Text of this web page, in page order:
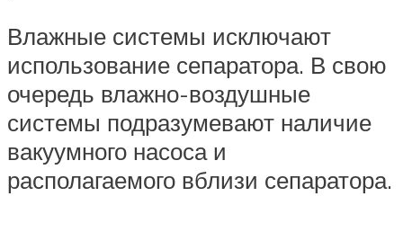
Влажные системы исключают
использование сепаратора. В свою
очередь влажно-воздушные
системы подразумевают наличие
вакуумного насоса и
располагаемого вблизи сепаратора.